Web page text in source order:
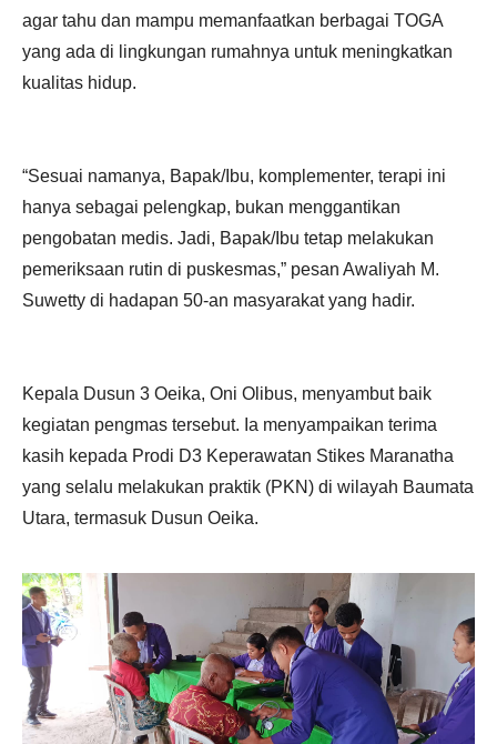
agar tahu dan mampu memanfaatkan berbagai TOGA
yang ada di lingkungan rumahnya untuk meningkatkan
kualitas hidup.
“Sesuai namanya, Bapak/Ibu, komplementer, terapi ini
hanya sebagai pelengkap, bukan menggantikan
pengobatan medis. Jadi, Bapak/Ibu tetap melakukan
pemeriksaan rutin di puskesmas,” pesan Awaliyah M.
Suwetty di hadapan 50-an masyarakat yang hadir.
Kepala Dusun 3 Oeika, Oni Olibus, menyambut baik
kegiatan pengmas tersebut. Ia menyampaikan terima
kasih kepada Prodi D3 Keperawatan Stikes Maranatha
yang selalu melakukan praktik (PKN) di wilayah Baumata
Utara, termasuk Dusun Oeika.